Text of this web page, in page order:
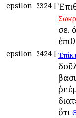
epsilon 2324 [
σε.
epsilon 2424 [
ὅτι